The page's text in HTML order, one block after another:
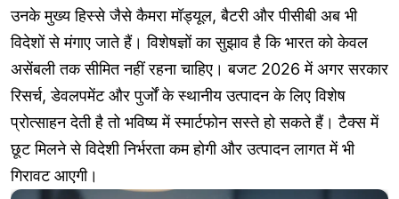
उनके मुख्य हिस्से जैसे कैमरा मॉड्यूल, बैटरी और पीसीबी अब भी
विदेशों से मंगाए जाते हैं। विशेषज्ञों का सुझाव है कि भारत को केवल
असेंबली तक सीमित नहीं रहना चाहिए। बजट 2026 में अगर सरकार
रिसर्च, डेवलपमेंट और पुर्जों के स्थानीय उत्पादन के लिए विशेष
प्रोत्साहन देती है तो भविष्य में स्मार्टफोन सस्ते हो सकते हैं। टैक्स में
छूट मिलने से विदेशी निर्भरता कम होगी और उत्पादन लागत में भी
गिरावट आएगी।